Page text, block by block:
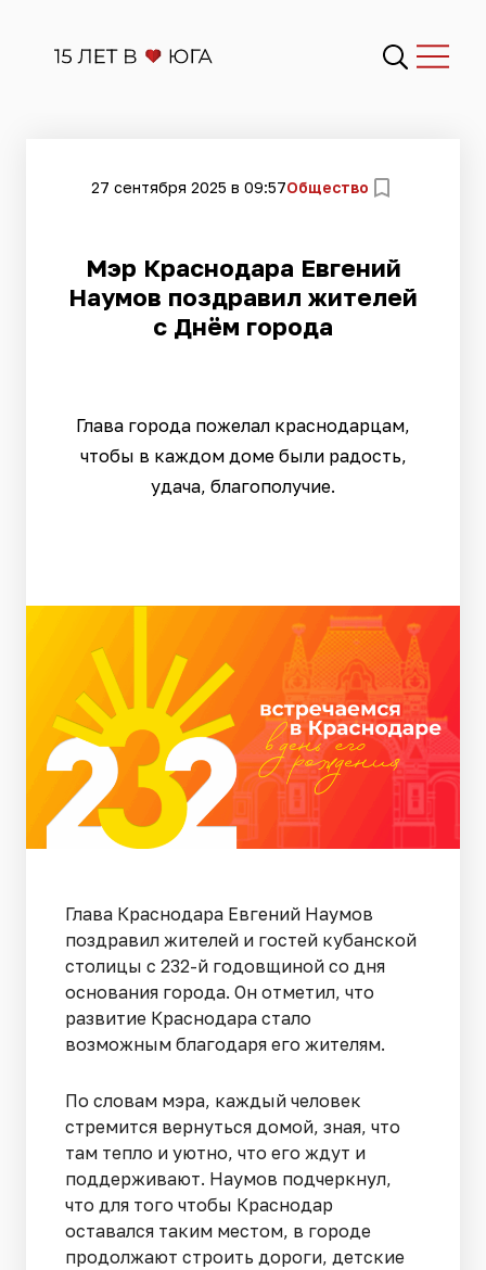
27 сентября 2025 в 09:57Общество
Мэр Краснодара Евгений
Наумов поздравил жителей
с Днём города
Глава города пожелал краснодарцам,
чтобы в каждом доме были радость,
удача, благополучие.
Глава Краснодара Евгений Наумов
поздравил жителей и гостей кубанской
столицы с 232-й годовщиной со дня
основания города. Он отметил, что
развитие Краснодара стало
возможным благодаря его жителям.
По словам мэра, каждый человек
стремится вернуться домой, зная, что
там тепло и уютно, что его ждут и
поддерживают. Наумов подчеркнул,
что для того чтобы Краснодар
оставался таким местом, в городе
продолжают строить дороги, детские